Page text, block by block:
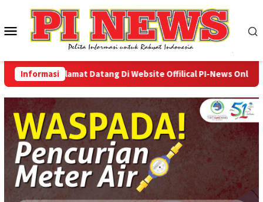
konten
Menu
Mobile
Informasi
Selamat Datang Di Website Offilical PI-News Online -